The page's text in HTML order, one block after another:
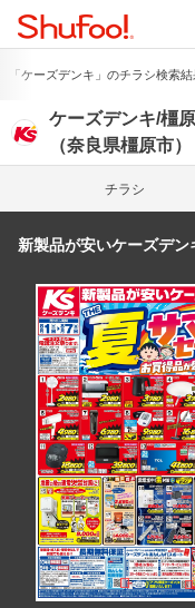
「ケーズデンキ」のチラシ検索
ケーズデンキ/橿
（奈良県橿原市）
チラシ
新製品が安いケーズデ